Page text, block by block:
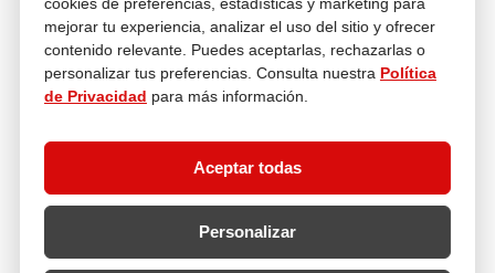
mejorar tu experiencia, analizar el uso del sitio y ofrecer
contenido relevante. Puedes aceptarlas, rechazarlas o
personalizar tus preferencias. Consulta nuestra Política
de Privacidad para más información.
Aceptar todas
Personalizar
Asesoría
En tus compras
¿Necesitas ayuda con tu compra?
hola@multitop.pe
Central Telefónica: 01 619 4444
Kimberly Garcia